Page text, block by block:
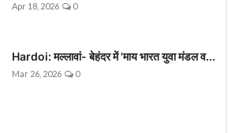
Apr 18, 2026 0
Hardoi: मल्लावां- बेहंदर में 'माय भारत युवा मंडल व...
Mar 26, 2026 0